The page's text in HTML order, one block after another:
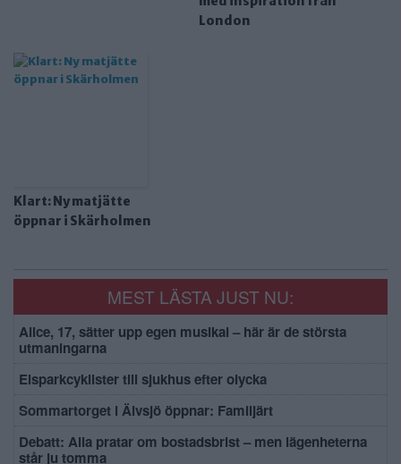
London
Klart: Ny matjätte
öppnar i Skärholmen
MEST LÄSTA JUST NU:
Alice, 17, sätter upp egen musikal – här är de största
utmaningarna
Elsparkcyklister till sjukhus efter olycka
Sommartorget i Älvsjö öppnar: Familjärt
Debatt: Alla pratar om bostadsbrist – men lägenheterna
står ju tomma